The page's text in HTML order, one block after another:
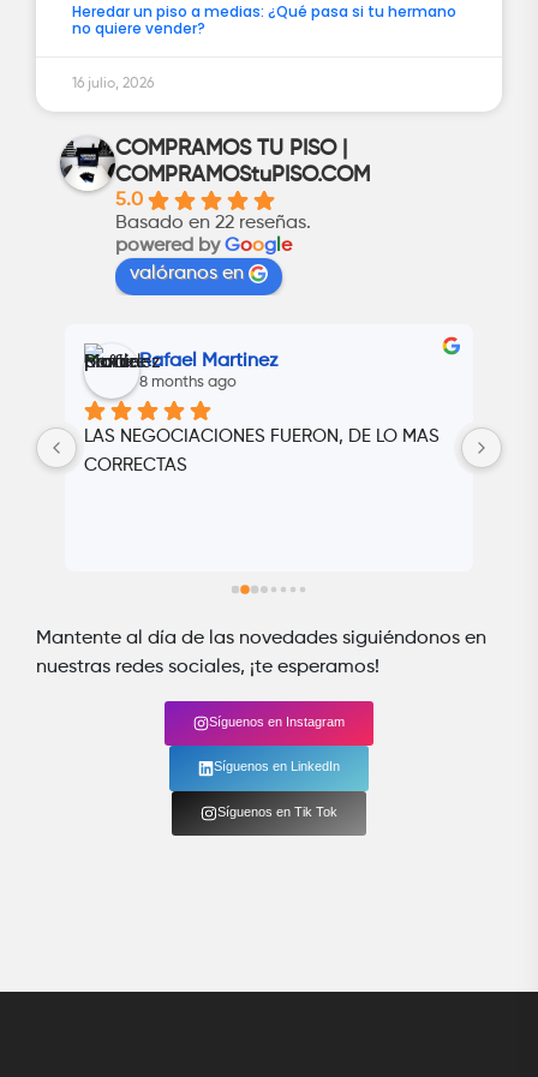
Heredar un piso a medias: ¿Qué pasa si tu hermano
no quiere vender?
16 julio, 2026
COMPRAMOS TU PISO |
COMPRAMOStuPISO.COM
5.0
Basado en 22 reseñas.
powered byGoogle
valóranos en
Rafael Martinez
8 months ago
LAS NEGOCIACIONES FUERON, DE LO MAS
CORRECTAS
Mantente al día de las novedades siguiéndonos en
nuestras redes sociales, ¡te esperamos!
Síguenos en Instagram
Síguenos en LinkedIn
Síguenos en Tik Tok